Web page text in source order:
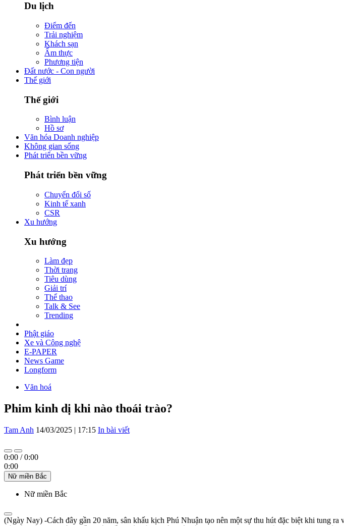
Du lịch
Điểm đến
Trải nghiệm
Khách sạn
Ẩm thực
Phương tiện
Đất nước - Con người
Thế giới
Thế giới
Bình luận
Hồ sơ
Văn hóa Doanh nghiệp
Không gian sống
Phát triển bền vững
Phát triển bền vững
Chuyển đổi số
Kinh tế xanh
CSR
Xu hướng
Xu hướng
Làm đẹp
Thời trang
Tiêu dùng
Giải trí
Thể thao
Talk & See
Trending
Phật giáo
Xe và Công nghệ
E-PAPER
News Game
Longform
Văn hoá
Phim kinh dị khi nào thoái trào?
Tam Anh 14/03/2025 | 17:15 In bài viết
0:00 /0:00
0:00
Nữ miền Bắc
Nữ miền Bắc
(Ngày Nay) -Cách đây gần 20 năm, sân khấu kịch Phú Nhuận tạo nên một sự thu hút đặc biệt khi tung